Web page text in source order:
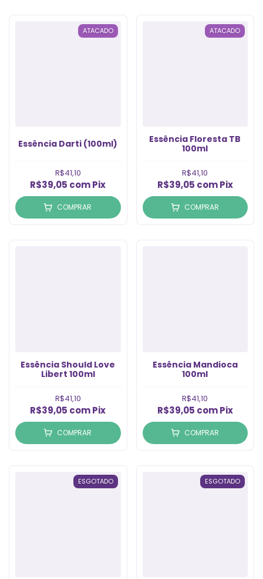
ATACADO
Essência Darti (100ml)
R$41,10
R$39,05 comPix
COMPRAR
ATACADO
Essência Floresta TB
100ml
R$41,10
R$39,05 com Pix
COMPRAR
Essência Should Love
Libert 100ml
R$41,10
R$39,05 comPix
COMPRAR
Essência Mandioca
100ml
R$41,10
R$39,05 com Pix
COMPRAR
ESGOTADO ESGOTADO